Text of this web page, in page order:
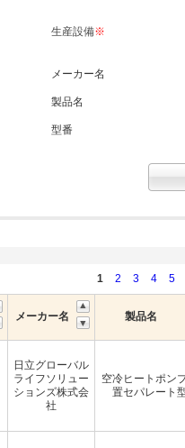
生産設備※
メーカー名
製品名
型番
1
2 3 4 5
メーカー名 製品名
日立グローバル
ライフソリュー
ションズ株式会
社
空冷ヒートポン
置セパレート